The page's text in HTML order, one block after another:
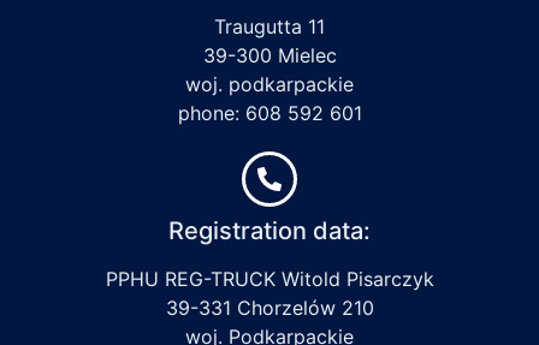
Traugutta 11
39-300 Mielec
woj. podkarpackie
phone: 608 592 601
Registration data:
PPHU REG-TRUCK Witold Pisarczyk
39-331 Chorzelów 210
woj. Podkarpackie